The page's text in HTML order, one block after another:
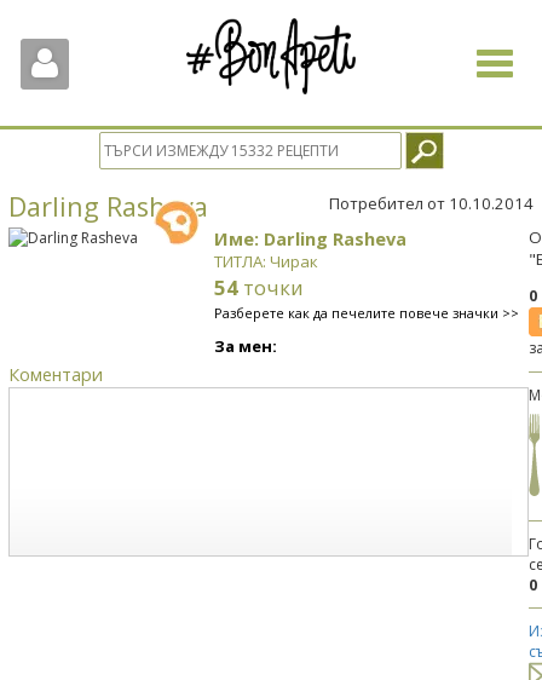
Toggle
Darling Rasheva Потребител от 10.10.2014
Име: Darling Rasheva
ТИТЛА: Чирак
54 точки
Разберете как да печелите повече значки >>
За мен:
Коментари
0